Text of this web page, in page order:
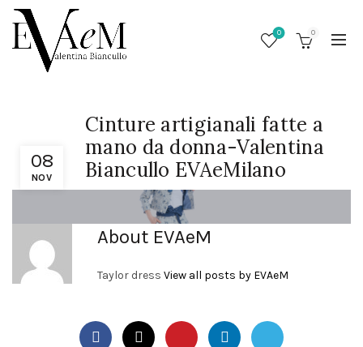
0 0
08
NOV
Cinture artigianali fatte a
mano da donna-Valentina
Biancullo EVAeMilano
About EVAeM
Taylor dress View all posts by EVAeM